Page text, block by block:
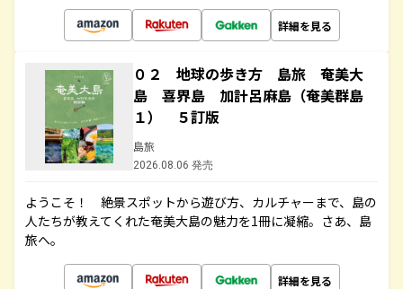
詳細を見る
０２ 地球の歩き方 島旅 奄美大
島 喜界島 加計呂麻島（奄美群島
１） ５訂版
島旅
2026.08.06 発売
ようこそ！ 絶景スポットから遊び方、カルチャーまで、島の
人たちが教えてくれた奄美大島の魅力を1冊に凝縮。さあ、島
旅へ。
詳細を見る